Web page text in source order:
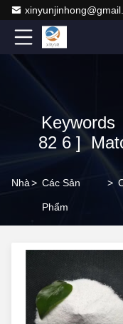
82 6 ]
Nhà> Các Sản
Phẩm
>